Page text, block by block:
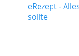
eRezept -
sollte